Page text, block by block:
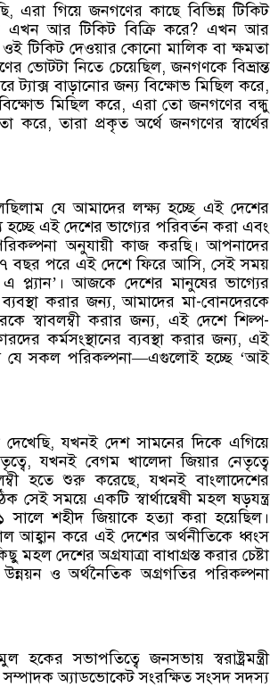
এরা গিয়ে জনগণের কাছে বিভিন্ন টিকিট
এখন আর টিকিট বিক্রি করে? এখন আর
টিকিট দেওয়ার কোনো মালিক বা ক্ষমতা
ভোটটা নিতে চেয়েছিল, জনগণকে বিভ্রান্ত
বাড়ানোর জন্য বিক্ষোভ মিছিল করে,
বিক্ষোভ মিছিল করে, এরা তো জনগণের বন্ধু
করে, তারা প্রকৃত অর্থে জনগণের স্বার্থের
যে আমাদের লক্ষ্য হচ্ছে এই দেশের
এই দেশের ভাগ্যের পরিবর্তন করা এবং
অনুযায়ী কাজ করছি। আপনাদের
বছর পরে এই দেশে ফিরে আসি, সেই সময়
আজকে দেশের মানুষের ভাগ্যের
করার জন্য, আমাদের মা-বোনদেরকে
স্বাবলম্বী করার জন্য, এই দেশে শিল্প-
কর্মসংস্থানের ব্যবস্থা করার জন্য, এই
যে সকল পরিকল্পনা—এগুলোই হচ্ছে ‘আই
যখনই দেশ সামনের দিকে এগিয়ে
যখনই বেগম খালেদা জিয়ার নেতৃত্বে
হতে শুরু করেছে, যখনই বাংলাদেশের
সময়ে একটি স্বার্থান্বেষী মহল ষড়যন্ত্র
শহীদ জিয়াকে হত্যা করা হয়েছিল।
আহ্বান করে এই দেশের অর্থনীতিকে ধ্বংস
দেশের অগ্রযাত্রা বাধাগ্রস্ত করার চেষ্টা
ও অর্থনৈতিক অগ্রগতির পরিকল্পনা
সভাপতিত্বে জনসভায় স্বরাষ্ট্রমন্ত্রী
অ্যাডভোকেট সংরক্ষিত সংসদ সদস্য